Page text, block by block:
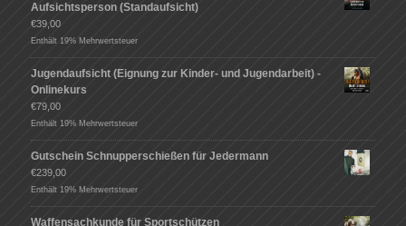
Aufsichtsperson (Standaufsicht)
€39,00
Enthält 19% Mehrwertsteuer
Jugendaufsicht (Eignung zur Kinder- und Jugendarbeit) -
Onlinekurs
€79,00
Enthält 19% Mehrwertsteuer
Gutschein Schnupperschießen für Jedermann
€239,00
Enthält 19% Mehrwertsteuer
Waffensachkunde für Sportschützen